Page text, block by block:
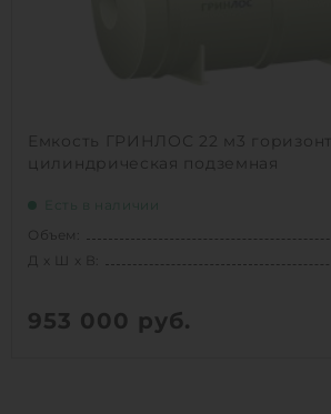
Емкость ГРИНЛОС 22 м3
цилиндрическая подземная
Есть в наличии
Объем:
Д х Ш х В:
953 000 руб.